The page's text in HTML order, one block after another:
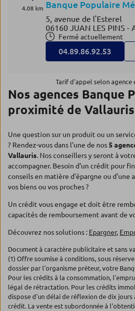
4.08 km Banque Populaire
5, avenue de l'Esterel
06160 JUAN LES PINS -
Fermé actuellement
04.89.86.92.53
Tarif d'appel selon agence
Nos agences Banque
proximité de Vallauris
Une question sur un produit ou un
? Rendez-vous dans l'une de nos5
Vallauris. Nos conseillers y seront à
accompagner. Besoin d'un crédit pour
conseils en matière d'épargne ou d'une
vos biens ou vos proches ?
Un crédit vous engage et doit être
capacités de remboursement avant de
Découvrez nos solutions : Epargner,
Document à caractère publicitaire et sans
(1) Offre soumise à conditions, sous
dossier par l'organisme prêteur, votre
Pour les crédits à la consommation,
légal de rétractation. Pour les crédits
dispose d'un délai de réflexion de dix
crédit. La vente est subordonnée à